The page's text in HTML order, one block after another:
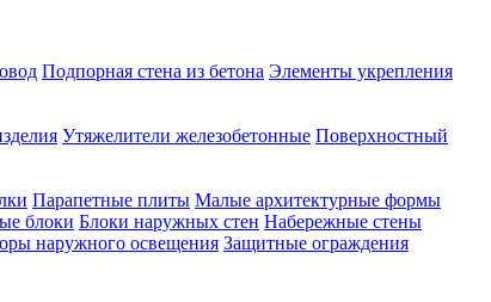
Подпорная стена из бетона Элементы укрепления
Утяжелители железобетонные Поверхностный
Парапетные плиты Малые архитектурные формы
блоки Блоки наружных стен Набережные стены
наружного освещения Защитные ограждения